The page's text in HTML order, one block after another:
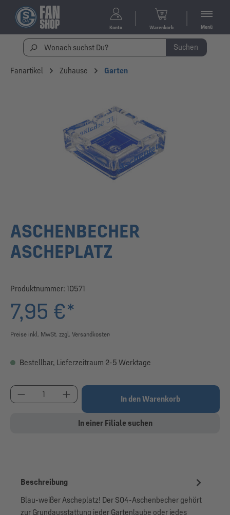
Konto Warenkorb Menü
Suchen
Fanartikel Zuhause Garten
ASCHENBECHER
ASCHEPLATZ
Produktnummer: 10571
7,95 €*
Preise inkl. MwSt. zzgl. Versandkosten
Bestellbar, Lieferzeitraum 2-5 Werktage
Produkt Anzahl: Gib den gewünschten Wert ein
In den Warenkorb
In einer Filiale suchen
Beschreibung
Blau-weißer Ascheplatz! Der S04-Aschenbecher gehört
zur Grundausstattung jeder Gartenlaube oder jedes